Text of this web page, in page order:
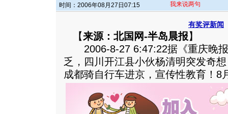
时间：2006年08月27日07:15 我来说两句
有奖评新闻
【来源：北国网-半岛晨报】
2006-8-27 6:47:22据《重庆晚报
乏，四川开江县小伙杨清明突发奇
成都骑自行车进京，宣传性教育！8